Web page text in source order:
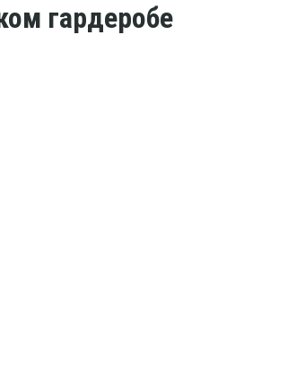
гардеробе